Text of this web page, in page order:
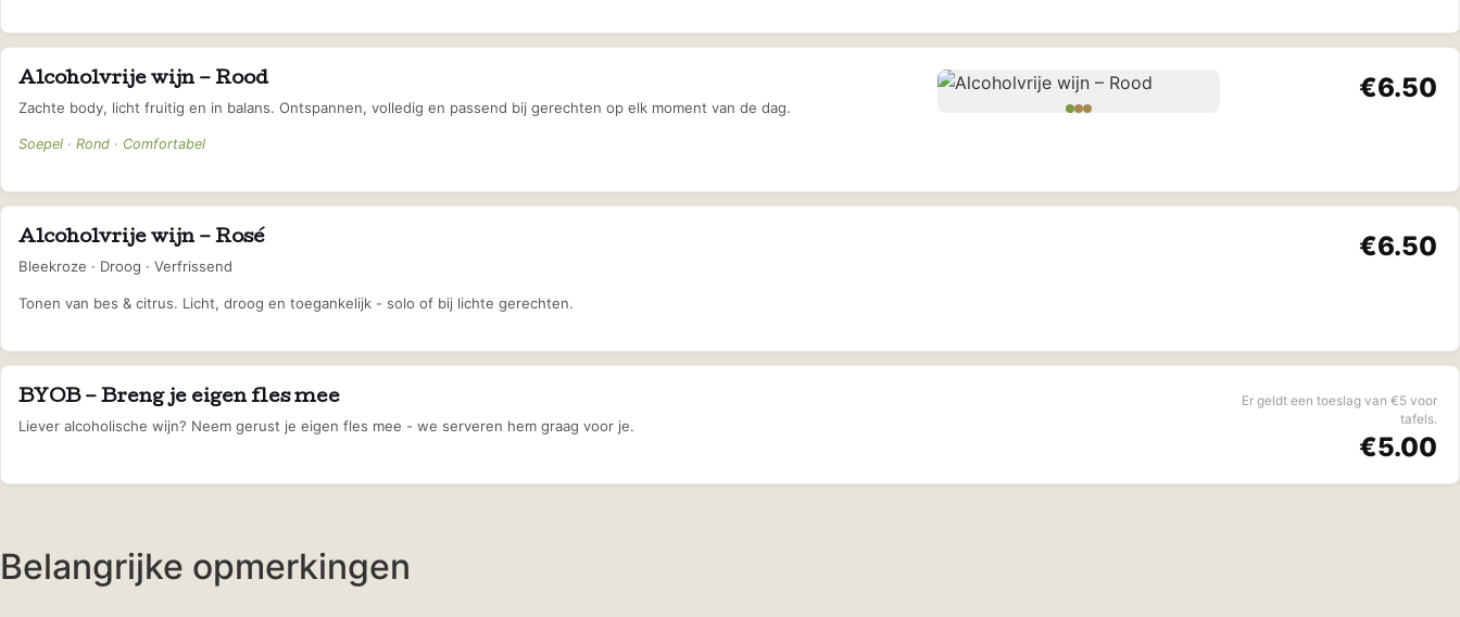
Alcoholvrije wijn – Rood
Zachte body, licht fruitig en in balans. Ontspannen, volledig en passend bij gerechten op elk moment van de dag.
Soepel · Rond · Comfortabel
€6.50
Alcoholvrije wijn – Rosé
Bleekroze · Droog · Verfrissend
Tonen van bes & citrus. Licht, droog en toegankelijk - solo of bij lichte gerechten.
€6.50
BYOB – Breng je eigen fles mee
Liever alcoholische wijn? Neem gerust je eigen fles mee - we serveren hem graag voor je.
Er geldt een toeslag van €5 voor
tafels.
€5.00
Belangrijke opmerkingen